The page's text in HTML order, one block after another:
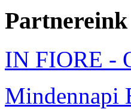
Partnereink
IN FIORE -
Mindennapi